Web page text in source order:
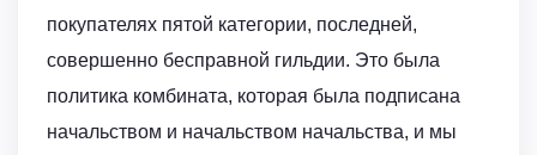
покупателях пятой категории, последней,
совершенно бесправной гильдии. Это была
политика комбината, которая была подписана
начальством и начальством начальства, и мы